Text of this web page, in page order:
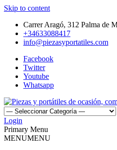
Skip to content
Carrer Aragó, 312 Palma de
+34633088417
info@piezasyportatiles.com
Facebook
Twitter
Youtube
Whatsapp
Piezas y
Todo lo que necesitas para reparar
Login
Primary Menu
MENUMENU